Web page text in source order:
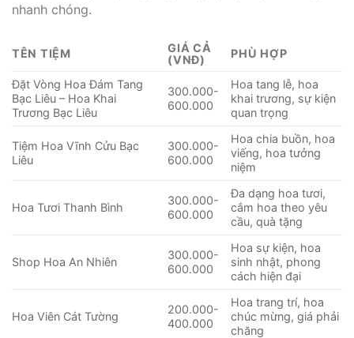
nhanh chóng.
TÊN TIỆM
GIÁ CẢ
(VNĐ)
PHÙ HỢP
Đặt Vòng Hoa Đám Tang
Bạc Liêu – Hoa Khai
Trương Bạc Liêu
300.000-
600.000
Hoa tang lễ, hoa
khai trương, sự kiện
quan trọng
Tiệm Hoa Vĩnh Cửu Bạc
Liêu
300.000-
600.000
Hoa chia buồn, hoa
viếng, hoa tưởng
niệm
Hoa Tươi Thanh Bình
300.000-
600.000
Đa dạng hoa tươi,
cắm hoa theo yêu
cầu, quà tặng
Shop Hoa An Nhiên
300.000-
600.000
Hoa sự kiện, hoa
sinh nhật, phong
cách hiện đại
Hoa Viên Cát Tường
200.000-
400.000
Hoa trang trí, hoa
chúc mừng, giá phải
chăng